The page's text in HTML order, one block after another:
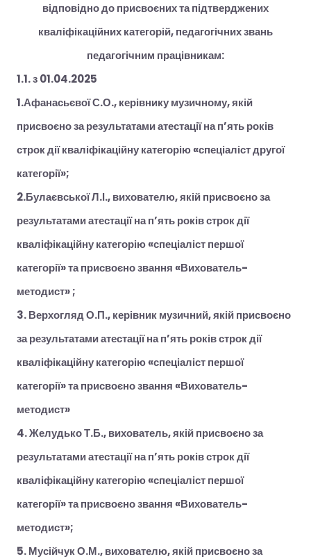
відповідно до присвоєних та підтверджених
кваліфікаційних категорій, педагогічних звань
педагогічним працівникам:
1.1. з 01.04.2025
1.Афанасьєвої С.О., керівнику музичному, якій
присвоєно за результатами атестації на п’ять років
строк дії кваліфікаційну категорію «спеціаліст другої
категорії»;
2.Булаєвської Л.І., вихователю, якій присвоєно за
результатами атестації на п’ять років строк дії
кваліфікаційну категорію «спеціаліст першої
категорії» та присвоєно звання «Вихователь-
методист» ;
3. Верхогляд О.П., керівник музичний, якій присвоєно
за результатами атестації на п’ять років строк дії
кваліфікаційну категорію «спеціаліст першої
категорії» та присвоєно звання «Вихователь-
методист»
4. Желудько Т.Б., вихователь, якій присвоєно за
результатами атестації на п’ять років строк дії
кваліфікаційну категорію «спеціаліст першої
категорії» та присвоєно звання «Вихователь-
методист»;
5. Мусійчук О.М., вихователю, якій присвоєно за